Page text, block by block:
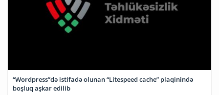
“Wordpress”də istifadə olunan “Litespeed cache” plaqinində
boşluq aşkar edilib